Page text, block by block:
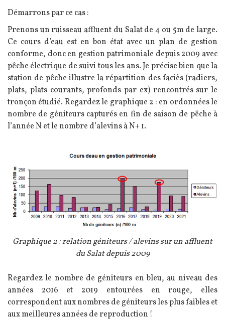
Démarrons par ce cas :
Prenons un ruisseau affluent du Salat de 4 ou 5m de large.
Ce cours d’eau est en bon état avec un plan de gestion
conforme, donc en gestion patrimoniale depuis 2009 avec
pêche électrique de suivi tous les ans. Je précise bien que la
station de pêche illustre la répartition des faciès (radiers,
plats, plats courants, profonds par ex) rencontrés sur le
tronçon étudié. Regardez le graphique 2 : en ordonnées le
nombre de géniteurs capturés en fin de saison de pêche à
l’année N et le nombre d’alevins à N+ 1.
Légende
Graphique 2 : relation géniteurs / alevins sur un affluent
du Salat depuis 2009
Texte
Regardez le nombre de géniteurs en bleu, au niveau des
années 2016 et 2019 entourées en rouge, elles
correspondent aux nombres de géniteurs les plus faibles et
aux meilleures années de reproduction !